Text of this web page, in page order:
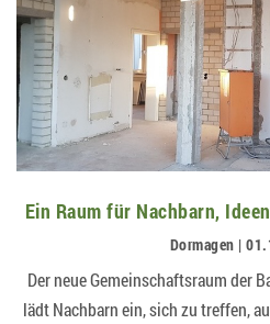
Ein Raum für Nachbarn,
Dormagen |
Der neue Gemeinschaftsraum der
lädt Nachbarn ein, sich zu treffen,